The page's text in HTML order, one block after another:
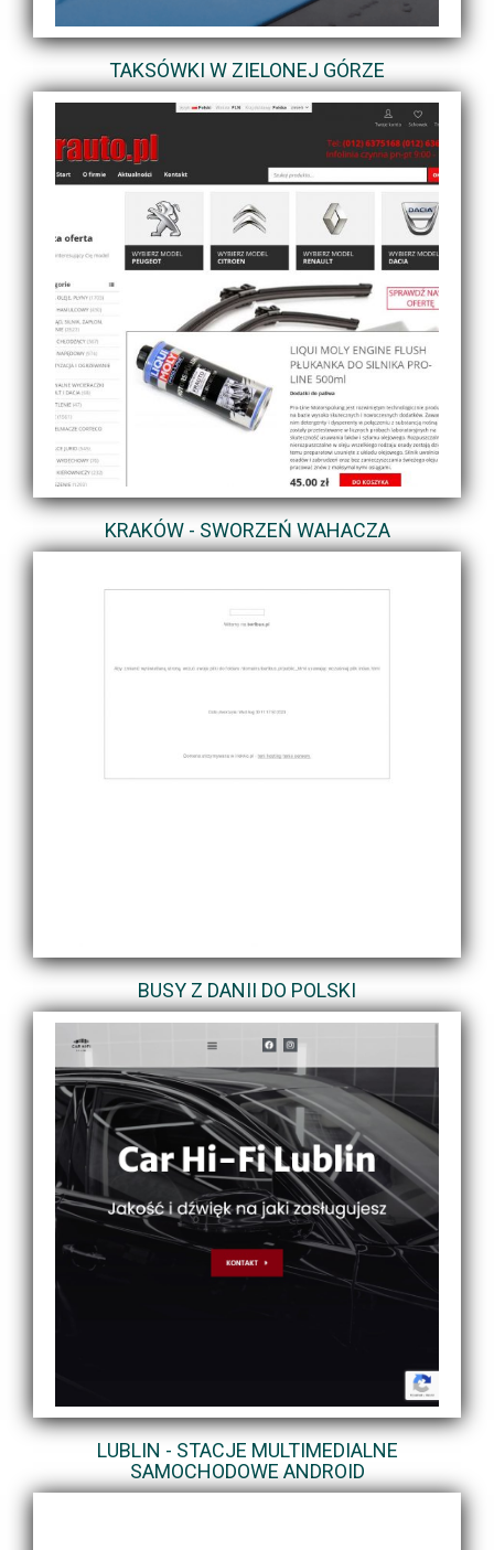
TAKSÓWKI W ZIELONEJ GÓRZE
KRAKÓW - SWORZEŃ WAHACZA
BUSY Z DANII DO POLSKI
LUBLIN - STACJE MULTIMEDIALNE
SAMOCHODOWE ANDROID